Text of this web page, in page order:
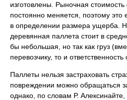
изготовлены. Рыночная
постоянно меняется, поэтому
в определении размера ущерба.
деревянная паллета стоит в
бы небольшая, но так как груз
перевозчику, то и
Паллеты нельзя застраховать
повреждении можно обращаться
однако, по словам Р. Алексинайте,